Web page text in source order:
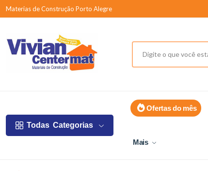
Materias de Construção Porto Alegre
Todas Categorias
Ofertas do mês
Mais